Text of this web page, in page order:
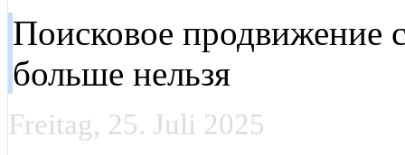
Поисковое продвижение
больше нельзя
Freitag, 25. Juli 2025